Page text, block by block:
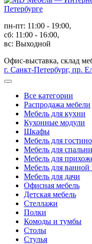
пн-пт: 11:00 - 19:00,
сб: 11:00 - 16:00,
вс: Выходной
Офис-выставка, склад
г. Санкт-Петербург, пр.
Все категории
Распродажа мебели
Мебель для кухни
Кухонные модули
Шкафы
Мебель для
Мебель для спальни
Мебель для
Мебель для ванной
Мебель для дачи
Офисная мебель
Детская мебель
Стеллажи
Полки
Комоды и тумбы
Столы
Стулья